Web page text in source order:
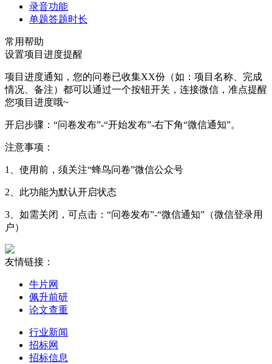
录音功能
单题答题时长
常用帮助
设置项目进度提醒
项目进度通知，您的问卷已收集XX份（如：项目名称、完成
情况、备注）都可以通过一个按钮开关，连接微信，准点提醒
您项目进度哦~
开启步骤：“问卷发布”-“开始发布”-右下角“微信通知”。
注意事项：
1、使用前，须关注“蜂鸟问卷”微信公众号
2、此功能为默认开启状态
3、如需关闭，可点击：“问卷发布”-“微信通知”（微信登录用
户）
友情链接：
牛片网
佩升前研
论文查重
行业新闻
招标网
招标信息